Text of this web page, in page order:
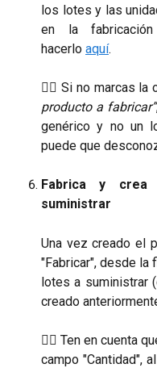
los lotes y las
en la
hacerlo aquí.
☝🏼 Si no marcas la
producto a fabricar”
genérico y no un
puede que
Fabrica y
suministrar
Una vez creado el
"Fabricar", desde la
lotes a suministrar
creado
☝🏼 Ten en cuenta
campo "Cantidad",